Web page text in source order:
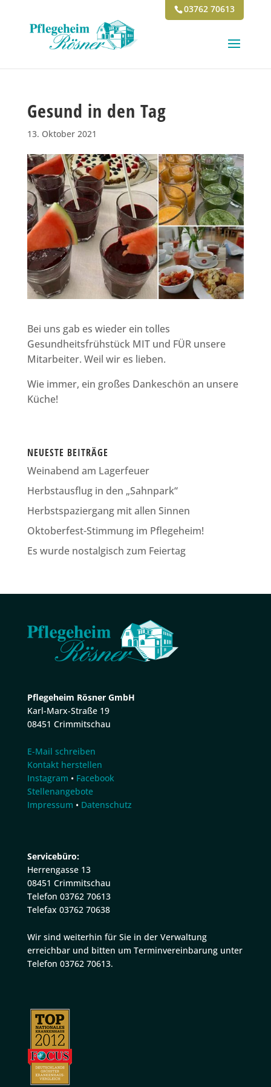
03762 70613
Gesund in den Tag
13. Oktober 2021
Bei uns gab es wieder ein tolles
Gesundheitsfrühstück MIT und FÜR unsere
Mitarbeiter. Weil wir es lieben.
Wie immer, ein großes Dankeschön an unsere
Küche!
NEUESTE BEITRÄGE
Weinabend am Lagerfeuer
Herbstausflug in den „Sahnpark“
Herbstspaziergang mit allen Sinnen
Oktoberfest-Stimmung im Pflegeheim!
Es wurde nostalgisch zum Feiertag
Pflegeheim Rösner GmbH
Karl-Marx-Straße 19
08451 Crimmitschau
E-Mail schreiben
Kontakt herstellen
Instagram • Facebook
Stellenangebote
Impressum • Datenschutz
Servicebüro:
Herrengasse 13
08451 Crimmitschau
Telefon 03762 70613
Telefax 03762 70638
Wir sind weiterhin für Sie in der Verwaltung
erreichbar und bitten um Terminvereinbarung unter
Telefon 03762 70613.